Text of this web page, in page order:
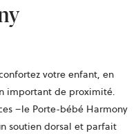
votre enfant, en
important de proximité.
–le Porte-bébé Harmony
soutien dorsal et parfait